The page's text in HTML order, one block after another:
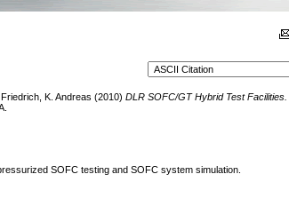
Friedrich, K. Andreas (2010) DLR SOFC/GT Hybrid Test Facilities.
SOFC testing and SOFC system simulation.